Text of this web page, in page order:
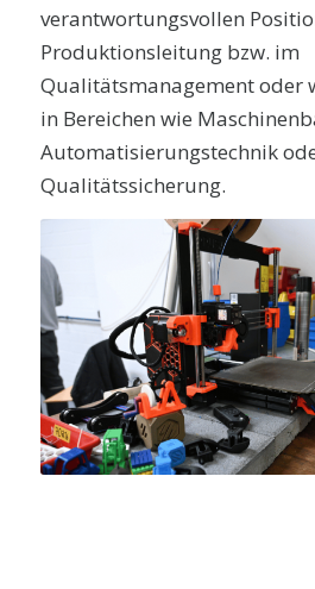
verantwortungsvollen
Produktionsleitung bzw. im
Qualitätsmanagement oder
in Bereichen wie
Automatisierungstechnik
Qualitätssicherung.